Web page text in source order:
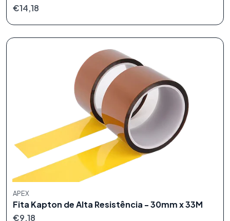
€14,18
APEX
Fita Kapton de Alta Resistência - 30mm x 33M
€9,18